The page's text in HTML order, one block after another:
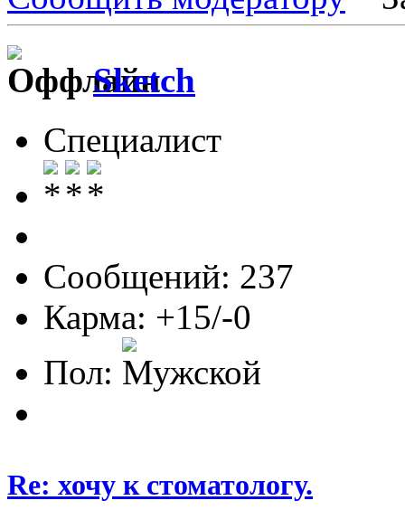
Sketch
Специалист
Сообщений: 237
Карма: +15/-0
Пол:
Re: хочу к стоматологу.